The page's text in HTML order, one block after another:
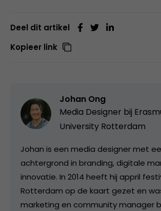
Deel dit artikel
Kopieer link
Johan Ong
Media Designer bij
University Rotterdam
Johan is een media designer met
achtergrond in branding, digitale
innovatie. In 2014 heeft hij appril
Rotterdam op de kaart gezet en
marketing en community manager